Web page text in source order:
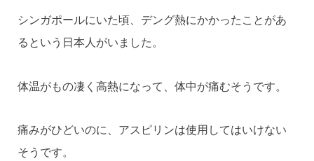
シンガポールにいた頃、デング熱にかかったことがあ
るという日本人がいました。
体温がもの凄く高熱になって、体中が痛むそうです。
痛みがひどいのに、アスピリンは使用してはいけない
そうです。